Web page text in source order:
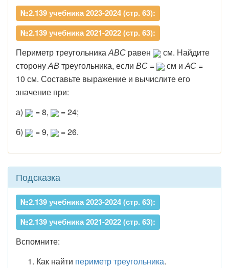
№2.139 учебника 2023-2024 (стр. 63):
№2.139 учебника 2021-2022 (стр. 63):
Периметр треугольникаАВС равен
см. Найдите
сторонуАВ треугольника, если ВС = см иАС =
10 см. Составьте выражение и вычислите его
значение при:
а)
= 8,
= 24;
б)
= 9, = 26.
Подсказка
№2.139 учебника 2023-2024 (стр. 63):
№2.139 учебника 2021-2022 (стр. 63):
Вспомните:
Как найти периметр треугольника.